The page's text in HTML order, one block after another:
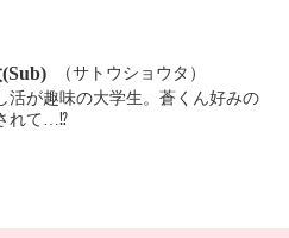
（サトウショウタ）
活が趣味の大学生。蒼くん好みの
れて…⁉